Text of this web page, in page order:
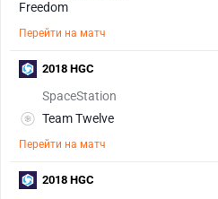
Перейти на матч
SpaceStation
Team Twelve
Перейти на матч
2018 HGC
2018 HGC